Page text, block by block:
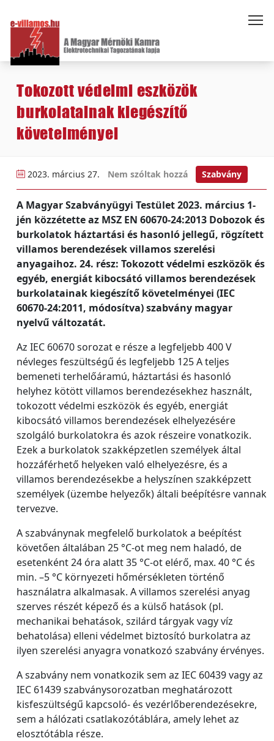
Tokozott védelmi eszközök
burkolatainak kiegészítő
követelményei
2023. március 27. Nem szóltak hozzá Szabvány
A Magyar Szabványügyi Testület 2023. március 1-
jén közzétette az MSZ EN 60670-24:2013 Dobozok és
burkolatok háztartási és hasonló jellegű, rögzített
villamos berendezések villamos szerelési
anyagaihoz. 24. rész: Tokozott védelmi eszközök és
egyéb, energiát kibocsátó villamos berendezések
burkolatainak kiegészítő követelményei (IEC
60670-24:2011, módosítva) szabvány magyar
nyelvű változatát.
Az IEC 60670 sorozat e része a legfeljebb 400 V
névleges feszültségű és legfeljebb 125 A teljes
bemeneti terhelőáramú, háztartási és hasonló
helyhez kötött villamos berendezésekhez használt,
tokozott védelmi eszközök és egyéb, energiát
kibocsátó villamos berendezések elhelyezésére
szolgáló burkolatokra és azok részeire vonatkozik.
Ezek a burkolatok szakképzetlen személyek által
hozzáférhető helyeken való elhelyezésre, és a
villamos berendezésekbe a helyszínen szakképzett
személyek (üzembe helyezők) általi beépítésre vannak
tervezve.
A szabványnak megfelelő burkolatok a beépítést
követően általában 25 °C-ot meg nem haladó, de
esetenként 24 óra alatt 35 °C-ot elérő, max. 40 °C és
min. –5 °C környezeti hőmérsékleten történő
használatra alkalmasak. A villamos szerelési anyag
szerves részét képező és a külső hatások (pl.
mechanikai behatások, szilárd tárgyak vagy víz
behatolása) elleni védelmet biztosító burkolatra az
ilyen szerelési anyagra vonatkozó szabvány érvényes.
A szabvány nem vonatkozik sem az IEC 60439 vagy az
IEC 61439 szabványsorozatban meghatározott
kisfeszültségű kapcsoló- és vezérlőberendezésekre,
sem a hálózati csatlakozótáblára, amely lehet az
elosztótábla része.